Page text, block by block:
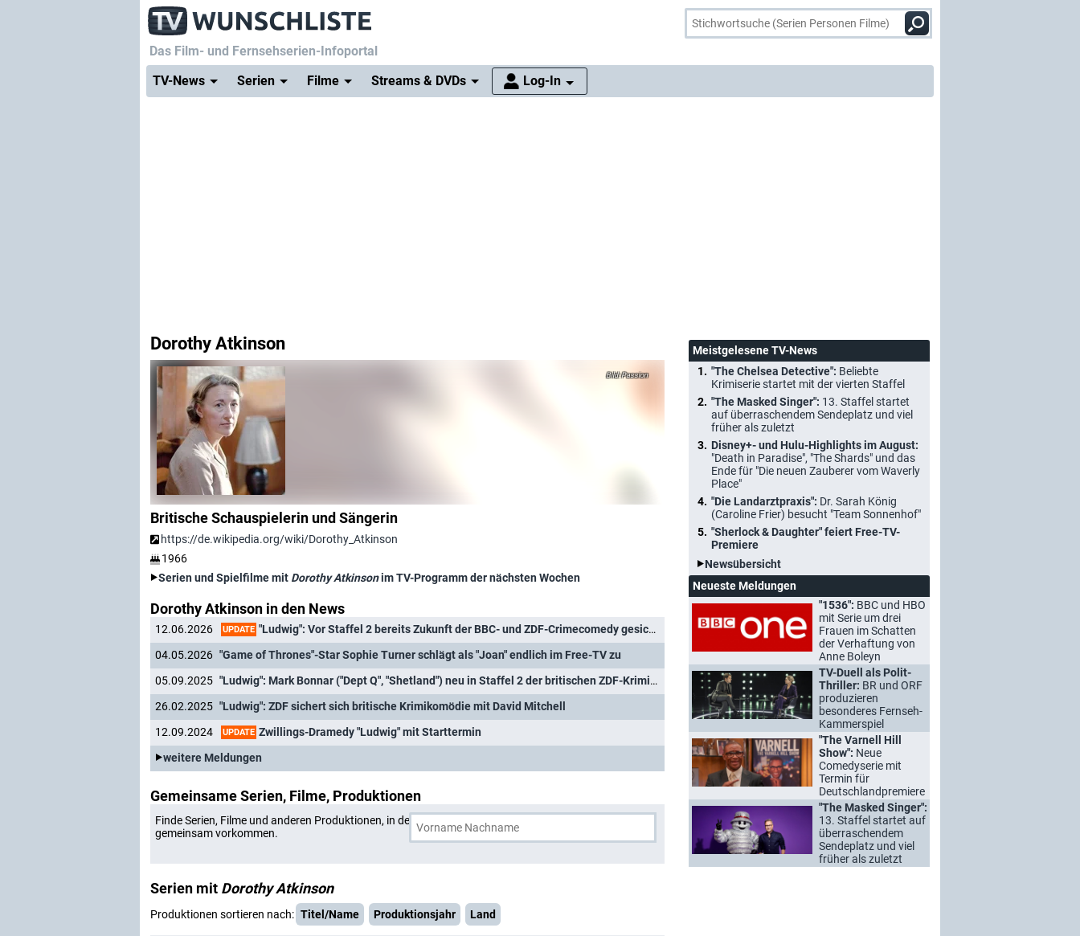
Das Film- und Fernsehserien-Infoportal
TV-News
Serien Filme Streams & DVDs Log-In
Dorothy Atkinson
Passion
Britische Schauspielerin und Sängerin
https://de.wikipedia.org/wiki/Dorothy_Atkinson
1966
Serien und Spielfilme mit Dorothy Atkinsonim TV-Programm der nächsten Wochen
Dorothy Atkinson in den News
12.06.2026 UPDATE "Ludwig": Vor Staffel 2 bereits Zukunft der BBC- und ZDF-Crimecomedy gesichert
04.05.2026 "Game of Thrones"-Star Sophie Turner schlägt als "Joan" endlich im Free-TV zu
05.09.2025
"Ludwig": Mark Bonnar ("Dept Q", "Shetland") neu in Staffel 2 der britischen ZDF-Krimiserie dabei
26.02.2025 "Ludwig": ZDF sichert sich britische Krimikomödie mit David Mitchell
12.09.2024
UPDATE Zwillings-Dramedy "Ludwig" mit Starttermin
weitere Meldungen
Gemeinsame Serien, Filme, Produktionen
Finde Serien, Filme und anderen Produktionen, in denen Dorothy Atkinson
gemeinsam vorkommen.
Serien mit Dorothy Atkinson
Produktionen sortieren nach: Titel/Name Produktionsjahr Land
Meistgelesene TV-News
"The Chelsea Detective": Beliebte
Krimiserie startet mit der vierten Staffel
"The Masked Singer": 13. Staffel startet
auf überraschendem Sendeplatz und viel
früher als zuletzt
Disney+- und Hulu-Highlights im August:
"Death in Paradise", "The Shards" und das
Ende für "Die neuen Zauberer vom Waverly
Place"
"Die Landarztpraxis": Dr. Sarah König
(Caroline Frier) besucht "Team Sonnenhof"
"Sherlock & Daughter" feiert Free-TV-
Premiere
Newsübersicht
Neueste Meldungen
"1536": BBC und HBO
mit Serie um drei
Frauen im Schatten
der Verhaftung von
Anne Boleyn
TV-Duell als Polit-
Thriller: BR und ORF
produzieren
besonderes Fernseh-
Kammerspiel
"The Varnell Hill
Show": Neue
Comedyserie mit
Termin für
Deutschlandpremiere
"The Masked Singer":
13. Staffel startet auf
überraschendem
Sendeplatz und viel
früher als zuletzt